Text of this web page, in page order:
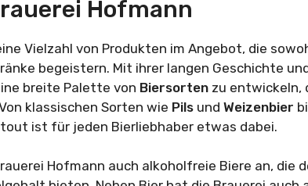
Hofmann
Vielzahl von Produkten im Angebot, die
begeistern. Mit ihrer langen Geschichte
breite Palette von Biersorten zu entwickeln,
klassischen Sorten wie Pils und Weizenbier
ist für jeden Bierliebhaber etwas dabei.
Hofmann auch alkoholfreie Biere an, die